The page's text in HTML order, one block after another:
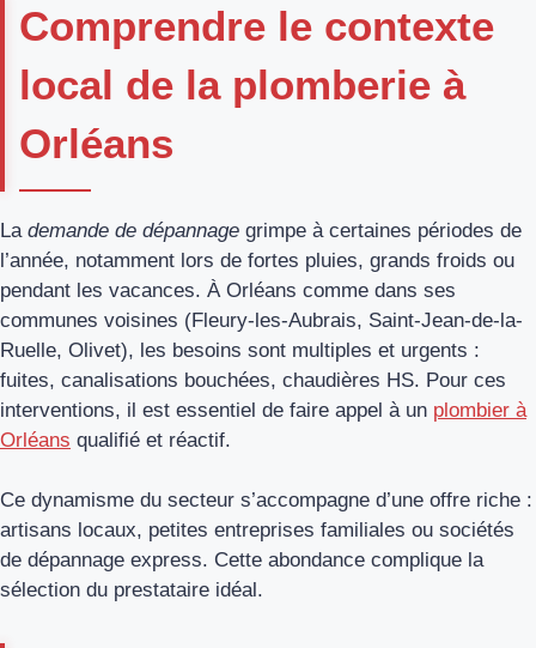
Comprendre le contexte
local de la plomberie à
Orléans
La demande de dépannage grimpe à certaines périodes de
l’année, notamment lors de fortes pluies, grands froids ou
pendant les vacances. À Orléans comme dans ses
communes voisines (Fleury-les-Aubrais, Saint-Jean-de-la-
Ruelle, Olivet), les besoins sont multiples et urgents :
fuites, canalisations bouchées, chaudières HS. Pour ces
interventions, il est essentiel de faire appel à un plombier à
Orléans qualifié et réactif.
Ce dynamisme du secteur s’accompagne d’une offre riche :
artisans locaux, petites entreprises familiales ou sociétés
de dépannage express. Cette abondance complique la
sélection du prestataire idéal.